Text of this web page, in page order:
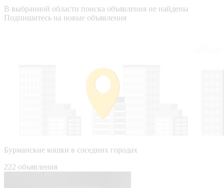
В выбранной области поиска объявления не найдены
Подпишитесь на новые объявления
Бурманские кошки в соседних городах
222 объявления